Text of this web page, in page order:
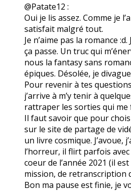
@Patate12 :
Oui je lis assez. Comme je
satisfait malgré tout.
Je n’aime pas la romance
ça passe. Un truc qui
nous la fantasy sans
épiques. Désolée, je divague
Pour revenir à tes
j’arrive à m’y tenir à
rattraper les sorties qui me
Il faut savoir que pour
sur le site de partage de
un livre cosmique.
l’horreur, il flirt parfois avec
coeur de l’année 2021 (il
mission, de retranscription
Bon ma pause est finie, je